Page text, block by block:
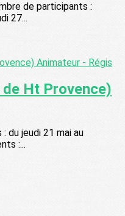
de participants :
27...
de Ht Provence)
du jeudi 21 mai au
:...